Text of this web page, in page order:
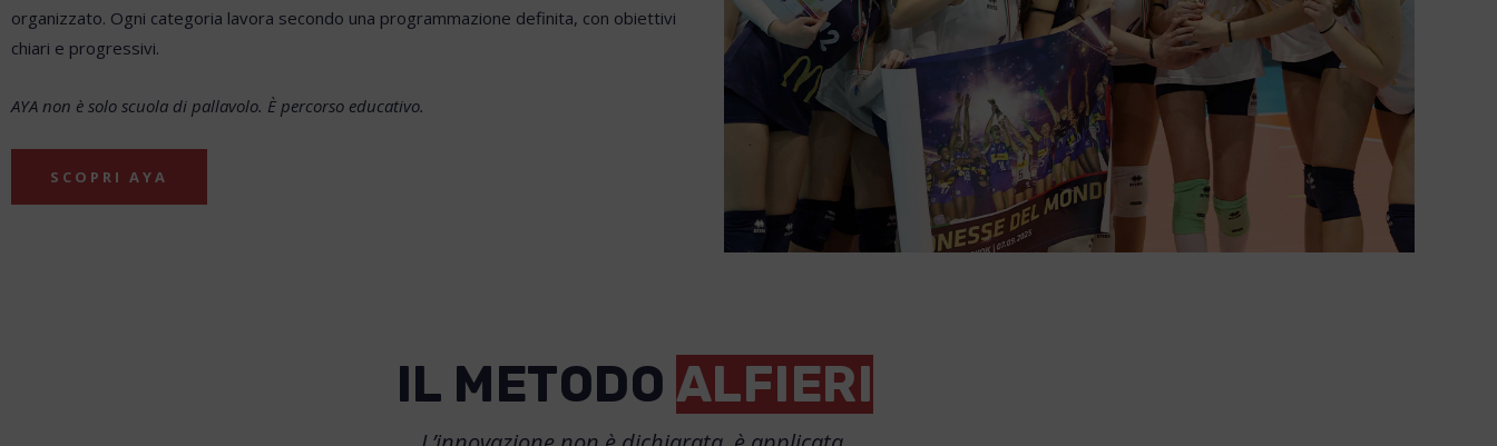
organizzato. Ogni categoria lavora secondo una programmazione definita, con obiettivi
chiari e progressivi.
AYA non è solo scuola di pallavolo. È percorso educativo.
SCOPRI AYA
IL METODO ALFIERI